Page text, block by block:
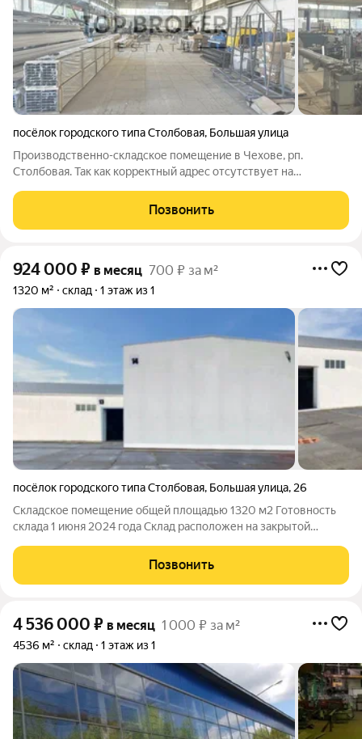
посёлок городского типа Столбовая, Большая улица
Производственно-складское помещение в Чехове, рп.
Столбовая. Так как корректный адрес отсутствует на
15 минут пешком от ст. "Столбовая". Развитая инфраструктура.
1 этаж. Открытая планировка.
Позвонить
924 000 ₽ в месяц 700 ₽ за м²
1320 м² склад 1 этаж из 1
посёлок городского типа Столбовая, Большая улица, 26
Складское помещение общей площадью 1320 м2 Готовность
склада 1 июня 2024 года Склад расположен на закрытой
прямо к дверям склада Видеонаблюдение 24/7 Доступ на
объект круглосуточно Наличие
Позвонить
4 536 000 ₽ в месяц 1 000 ₽ за м²
4536 м² склад 1 этаж из 1